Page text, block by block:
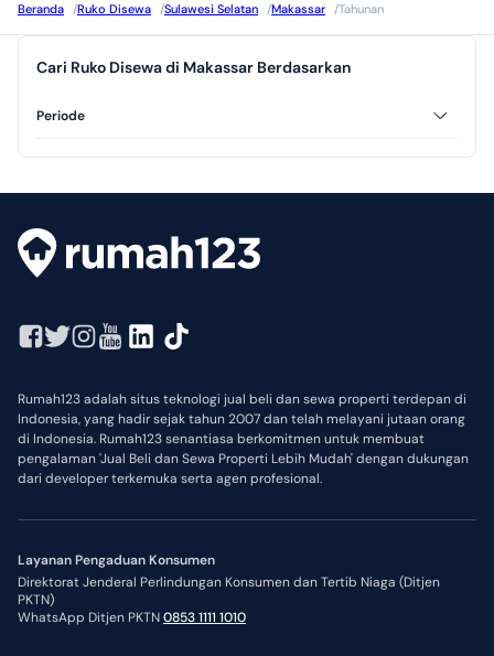
Beranda /Ruko Disewa /Sulawesi Selatan /Makassar /Tahunan
Cari Ruko Disewa di Makassar Berdasarkan
Periode
Rumah123 adalah situs teknologi jual beli dan sewa properti terdepan di
Indonesia, yang hadir sejak tahun 2007 dan telah melayani jutaan orang
di Indonesia. Rumah123 senantiasa berkomitmen untuk membuat
pengalaman 'Jual Beli dan Sewa Properti Lebih Mudah' dengan dukungan
dari developer terkemuka serta agen profesional.
Layanan Pengaduan Konsumen
Direktorat Jenderal Perlindungan Konsumen dan Tertib Niaga (Ditjen
PKTN)
WhatsApp Ditjen PKTN0853 1111 1010